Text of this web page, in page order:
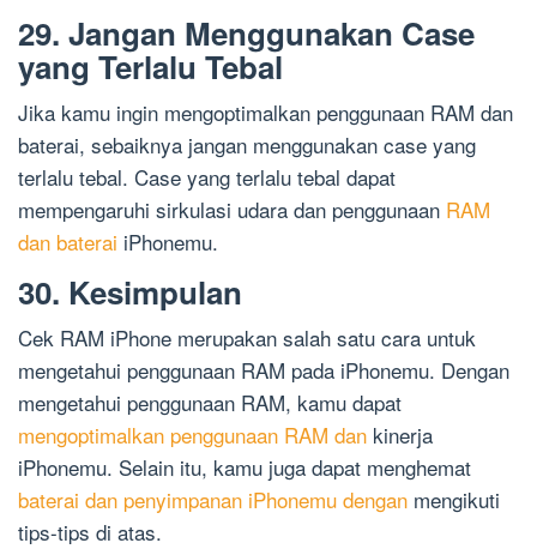
29. Jangan Menggunakan Case
yang Terlalu Tebal
Jika kamu ingin mengoptimalkan penggunaan RAM dan
baterai, sebaiknya jangan menggunakan case yang
terlalu tebal. Case yang terlalu tebal dapat
mempengaruhi sirkulasi udara dan penggunaan RAM
dan baterai iPhonemu.
30. Kesimpulan
Cek RAM iPhone merupakan salah satu cara untuk
mengetahui penggunaan RAM pada iPhonemu. Dengan
mengetahui penggunaan RAM, kamu dapat
mengoptimalkan penggunaan RAM dan kinerja
iPhonemu. Selain itu, kamu juga dapat menghemat
baterai dan penyimpanan iPhonemu dengan mengikuti
tips-tips di atas.